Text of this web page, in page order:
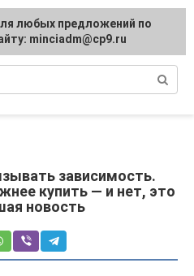
и терапия
зависимость.
купить — и нет, это
новость
любых предложений по
minciadm@cp9.ru